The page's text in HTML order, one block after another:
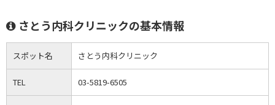
さとう内科クリニックの基本情報
スポット名 さとう内科クリニック
TEL 03-5819-6505